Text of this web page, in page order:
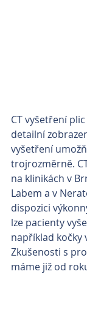
CT vyšetření
detailní
vyšetření
trojrozměrně.
na klinikách v
Labem a v
dispozici
lze pacienty
například kočky
Zkušenosti s
máme již od